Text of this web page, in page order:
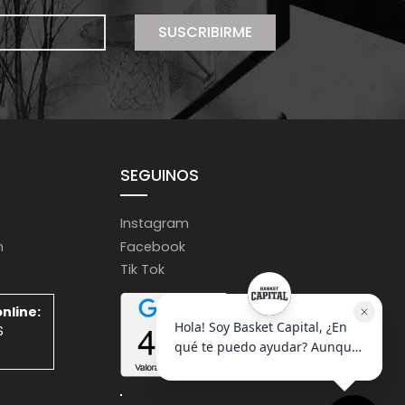
SUSCRIBIRME
SEGUINOS
Instagram
Facebook
Tik Tok